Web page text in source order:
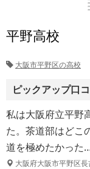
平野高校
大阪市平野区の高校
ピックアップ口
私は大阪府立平野
た。茶道部はどこ
道を極めたかった
大阪府大阪市平野区